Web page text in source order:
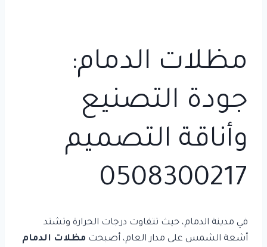
مظلات الدمام:
جودة التصنيع
وأناقة التصميم
0508300217
في مدينة الدمام، حيث تتفاوت درجات الحرارة وتشتد
أشعة الشمس على مدار العام، أصبحت مظلات الدمام